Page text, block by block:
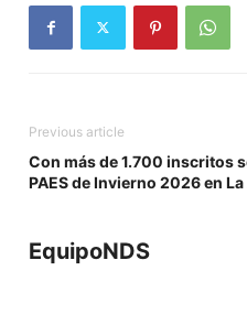
Previous article
Con más de 1.700 inscritos
PAES de Invierno 2026 en
EquipoNDS